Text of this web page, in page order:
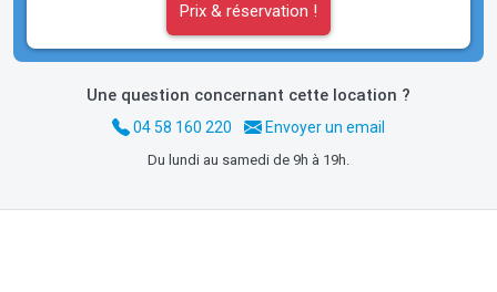
Prix & réservation !
Une question concernant cette location ?
04 58 160 220 Envoyer un email
Du lundi au samedi de 9h à 19h.